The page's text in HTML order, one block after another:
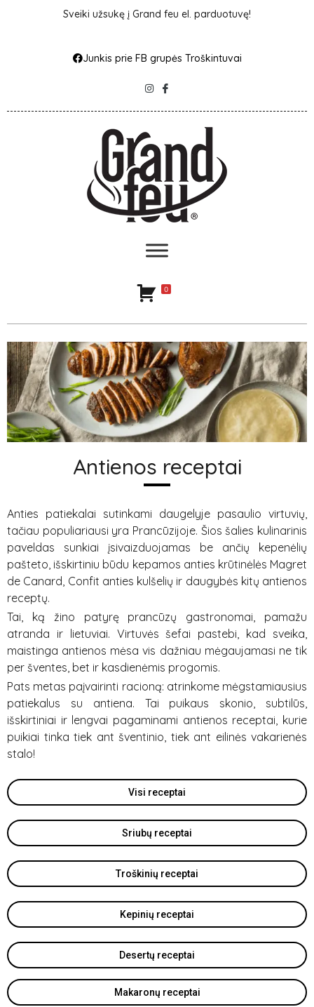
Sveiki užsukę į Grand feu el. parduotuvę!
Junkis prie FB grupės Troškintuvai
0
Antienos receptai
Anties patiekalai sutinkami daugelyje pasaulio virtuvių,
tačiau populiariausi yra Prancūzijoje. Šios šalies kulinarinis
paveldas sunkiai įsivaizduojamas be ančių kepenėlių
pašteto, išskirtiniu būdu kepamos anties krūtinėlės Magret
de Canard, Confit anties kulšelių ir daugybės kitų antienos
receptų.
Tai, ką žino patyrę prancūzų gastronomai, pamažu
atranda ir lietuviai. Virtuvės šefai pastebi, kad sveika,
maistinga antienos mėsa vis dažniau mėgaujamasi ne tik
per šventes, bet ir kasdienėmis progomis.
Pats metas paįvairinti racioną: atrinkome mėgstamiausius
patiekalus su antiena. Tai puikaus skonio, subtilūs,
išskirtiniai ir lengvai pagaminami antienos receptai, kurie
puikiai tinka tiek ant šventinio, tiek ant eilinės vakarienės
stalo!
Visi receptai
Sriubų receptai
Troškinių receptai
Kepinių receptai
Desertų receptai
Makaronų receptai